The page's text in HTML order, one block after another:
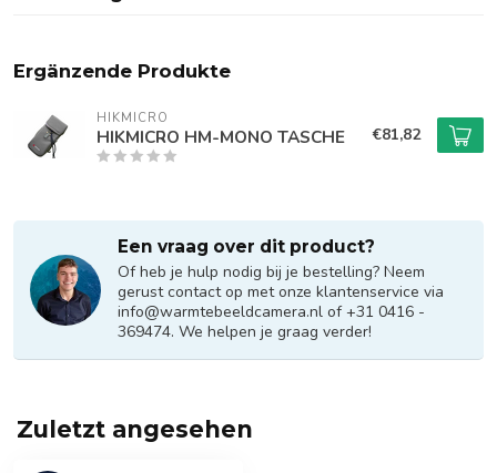
Ergänzende Produkte
HIKMICRO
HIKMICRO HM-MONO TASCHE €81,82
Een vraag over dit product?
Of heb je hulp nodig bij je bestelling? Neem
gerust contact op met onze klantenservice via
info@warmtebeeldcamera.nl of +31 0416 -
369474. We helpen je graag verder!
Zuletzt angesehen